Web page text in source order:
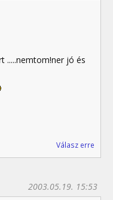
.....nemtom!ner jó és
Válasz erre
2003.05.19. 15:53